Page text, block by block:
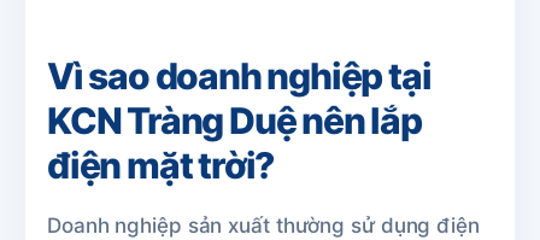
Vì sao doanh nghiệp tại
KCN Tràng Duệ nên lắp
điện mặt trời?
Doanh nghiệp sản xuất thường sử dụng điện